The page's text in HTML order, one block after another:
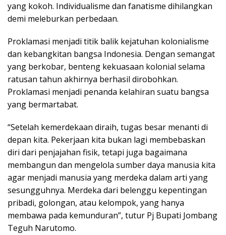
yang kokoh. Individualisme dan fanatisme dihilangkan
demi meleburkan perbedaan.
Proklamasi menjadi titik balik kejatuhan kolonialisme
dan kebangkitan bangsa Indonesia. Dengan semangat
yang berkobar, benteng kekuasaan kolonial selama
ratusan tahun akhirnya berhasil dirobohkan.
Proklamasi menjadi penanda kelahiran suatu bangsa
yang bermartabat.
“Setelah kemerdekaan diraih, tugas besar menanti di
depan kita. Pekerjaan kita bukan lagi membebaskan
diri dari penjajahan fisik, tetapi juga bagaimana
membangun dan mengelola sumber daya manusia kita
agar menjadi manusia yang merdeka dalam arti yang
sesungguhnya. Merdeka dari belenggu kepentingan
pribadi, golongan, atau kelompok, yang hanya
membawa pada kemunduran”, tutur Pj Bupati Jombang
Teguh Narutomo.